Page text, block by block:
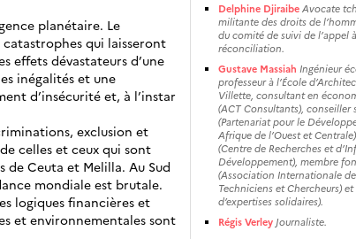
planétaire. Le
qui laisseront
effets dévastateurs d’une
inégalités et une
d’insécurité et, à l’instar
exclusion et
celles et ceux qui sont
Ceuta et Melilla. Au Sud
mondiale est brutale.
logiques financières et
et environnementales sont
Delphine Djiraibe Avocate
militante des droits de
du comité de suivi de l’appel
réconciliation.
Gustave Massiah Ingénieur
professeur à l’École
Villette, consultant en
(ACT Consultants), conseiller
(Partenariat pour le
Afrique de l’Ouest et
(Centre de Recherches et
Développement), membre
(Association Internationale
Techniciens et Chercheurs) et
d’expertises solidaires).
Régis Verley Journaliste.